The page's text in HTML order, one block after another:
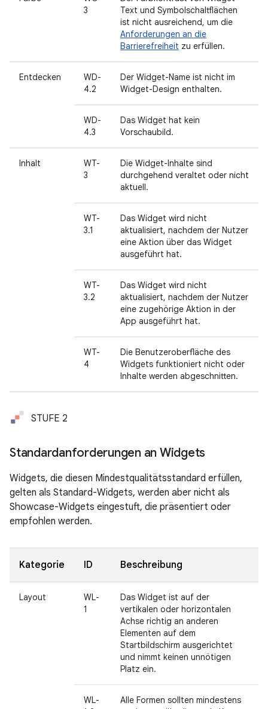
3
Text und Symbolschaltflächen
ist nicht ausreichend, um die
Anforderungen an die
Barrierefreiheit zu erfüllen.
Entdecken
WD-
4.2
Der Widget-Name ist nicht im
Widget-Design enthalten.
WD-
4.3
Das Widget hat kein
Vorschaubild.
Inhalt
WT-
3
Die Widget-Inhalte sind
durchgehend veraltet oder nicht
aktuell.
WT-
3.1
Das Widget wird nicht
aktualisiert, nachdem der Nutzer
eine Aktion über das Widget
ausgeführt hat.
WT-
3.2
Das Widget wird nicht
aktualisiert, nachdem der Nutzer
eine zugehörige Aktion in der
App ausgeführt hat.
WT-
4
Die Benutzeroberfläche des
Widgets funktioniert nicht oder
Inhalte werden abgeschnitten.
STUFE 2
Standardanforderungen an Widgets
Widgets, die diesen Mindestqualitätsstandard erfüllen,
gelten als Standard-Widgets, werden aber nicht als
Showcase-Widgets eingestuft, die präsentiert oder
empfohlen werden.
Kategorie ID Beschreibung
Layout
WL-
1
Das Widget ist auf der
vertikalen oder horizontalen
Achse richtig an anderen
Elementen auf dem
Startbildschirm ausgerichtet
und nimmt keinen unnötigen
Platz ein.
WL-
Alle Formen sollten mindestens